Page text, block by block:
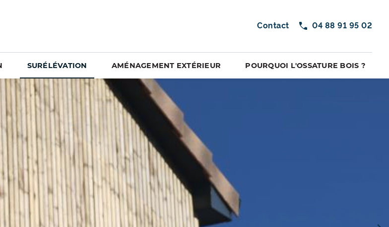
Contact 04 88 91 95 02
SURÉLÉVATION AMÉNAGEMENT EXTÉRIEUR POURQUOI L'OSSATURE BOIS ?